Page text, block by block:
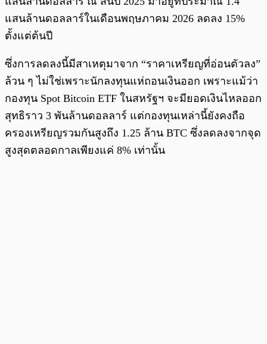
แสนล้านดอลลาร์ในเดือนพฤษภาคม 2026 ลดลง 15%
ตั้งแต่ต้นปี
ซึ่งการลดลงนี้มีสาเหตุมาจาก “ราคาเหรียญที่อ่อนตัวลง”
ล้วน ๆ ไม่ใช่เพราะนักลงทุนแห่ถอนเงินออก เพราะแม้ว่า
กองทุน Spot Bitcoin ETF ในสหรัฐฯ จะมียอดเงินไหลออก
สุทธิราว 3 พันล้านดอลลาร์ แต่กองทุนเหล่านี้ยังคงถือ
ครองเหรียญรวมกันสูงถึง 1.25 ล้าน BTC ซึ่งลดลงจากจุด
สูงสุดตลอดกาลเพียงแค่ 8% เท่านั้น